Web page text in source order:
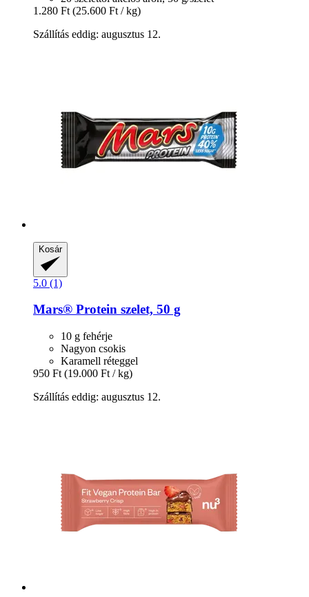
1.280 Ft (25.600 Ft / kg)
Szállítás eddig: augusztus 12.
Kosár
5.0 (1)
Mars® Protein szelet, 50 g
10 g fehérje
Nagyon csokis
Karamell réteggel
950 Ft (19.000 Ft / kg)
Szállítás eddig: augusztus 12.